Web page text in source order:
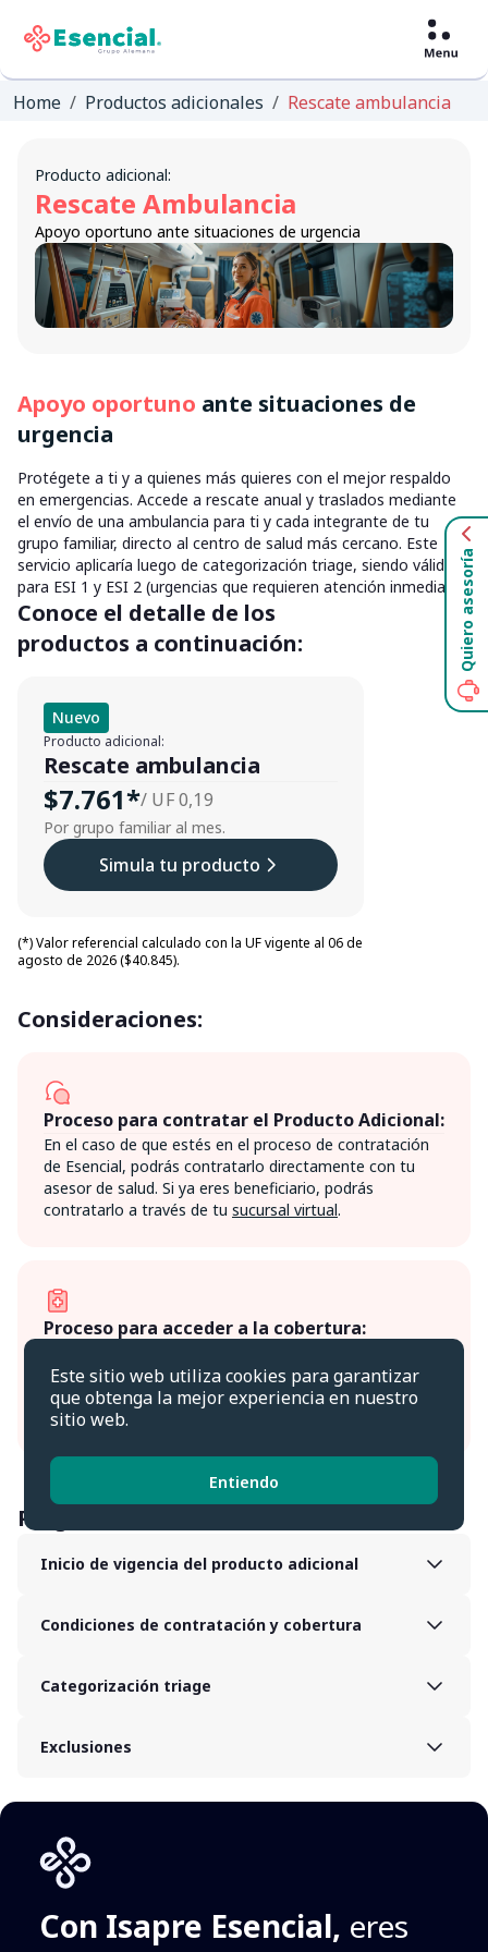
Quiero asesoría
Home Productos adicionales Rescate ambulancia
Producto adicional:
Rescate Ambulancia
Apoyo oportuno ante situaciones de urgencia
Apoyo oportuno ante situaciones de
urgencia
Protégete a ti y a quienes más quieres con el mejor respaldo
en emergencias. Accede a rescate anual y traslados mediante
el envío de una ambulancia para ti y cada integrante de tu
grupo familiar, directo al centro de salud más cercano. Este
servicio aplicaría luego de categorización triage, siendo válido
para ESI 1 y ESI 2 (urgencias que requieren atención inmediata).
Conoce el detalle de los
productos a continuación:
Nuevo
Producto adicional:
Rescate ambulancia
$7.761*/ UF 0,19
Por grupo familiar al mes.
Simula tu producto
(*) Valor referencial calculado con la UF vigente al 06 de
agosto de 2026 ($40.845).
Consideraciones:
Proceso para contratar el Producto Adicional:
En el caso de que estés en el proceso de contratación
de Esencial, podrás contratarlo directamente con tu
asesor de salud. Si ya eres beneficiario, podrás
contratarlo a través de tu sucursal virtual.
Proceso para acceder a la cobertura:
4300. En el momento de la llamada se realizará la
categorización de la urgencia y el posterior envío de la
ambulancia en caso de ser requerido.
Preguntas frecuentes
Inicio de vigencia del producto adicional
Condiciones de contratación y cobertura
Categorización triage
Exclusiones
Con Isapre Esencial, eres
Este sitio web utiliza cookies para garantizar
que obtenga la mejor experiencia en nuestro
sitio web.
Entiendo